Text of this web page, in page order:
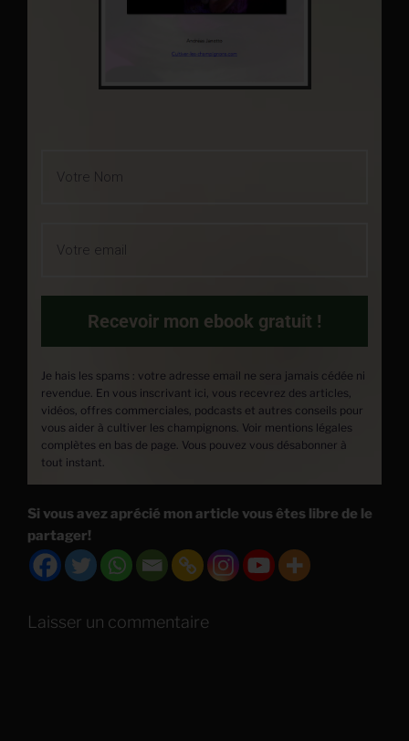
Recevoir mon ebook gratuit !
Je hais les spams : votre adresse email ne sera jamais cédée ni
revendue. En vous inscrivant ici, vous recevrez des articles,
vidéos, offres commerciales, podcasts et autres conseils pour
vous aider à cultiver les champignons. Voir mentions légales
complètes en bas de page. Vous pouvez vous désabonner à
tout instant.
Si vous avez aprécié mon article vous êtes libre de le
partager!
Laisser un commentaire